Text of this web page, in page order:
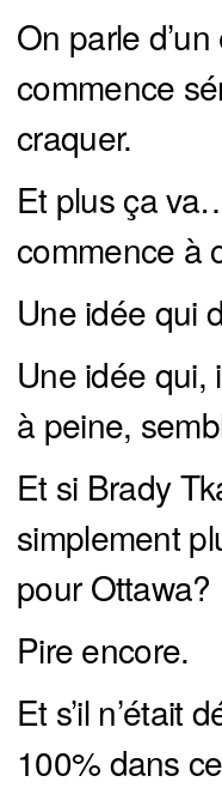
On parle
commence
craquer.
Et plus ça
commence à
Une idée qui
Une idée qui,
à peine,
Et si Brady
simplement
pour Ottawa?
Pire encore.
Et s’il n’était
100% dans